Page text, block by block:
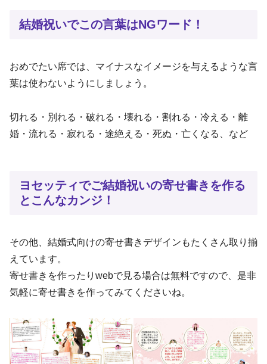
結婚祝いでこの言葉はNGワード！
おめでたい席では、マイナスなイメージを与えるような言
葉は使わないようにしましょう。
切れる・別れる・破れる・壊れる・割れる・冷える・離
婚・流れる・寂れる・途絶える・死ぬ・亡くなる、など
ヨセッティでご結婚祝いの寄せ書きを作る
とこんなカンジ！
その他、結婚式向けの寄せ書きデザインもたくさん取り揃
えています。
寄せ書きを作ったりwebで見る場合は無料ですので、是非
気軽に寄せ書きを作ってみてくださいね。